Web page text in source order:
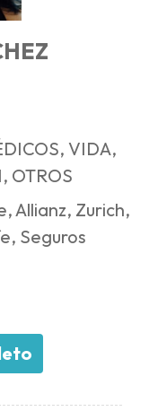
VIDA,
OTROS
Allianz, Zurich,
Seguros